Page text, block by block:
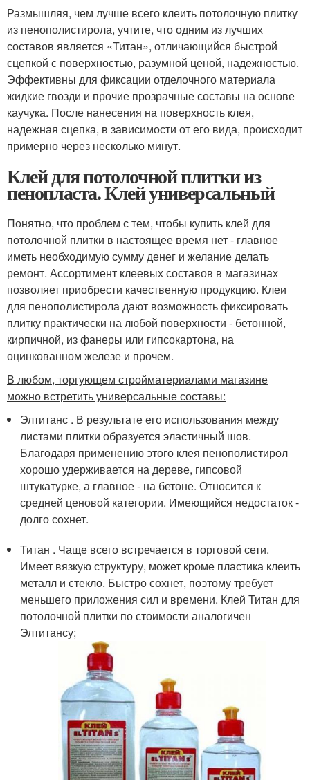
Размышляя, чем лучше всего клеить потолочную плитку
из пенополистирола, учтите, что одним из лучших
составов является «Титан», отличающийся быстрой
сцепкой с поверхностью, разумной ценой, надежностью.
Эффективны для фиксации отделочного материала
жидкие гвозди и прочие прозрачные составы на основе
каучука. После нанесения на поверхность клея,
надежная сцепка, в зависимости от его вида, происходит
примерно через несколько минут.
Клей для потолочной плитки из
пенопласта. Клей универсальный
Понятно, что проблем с тем, чтобы купить клей для
потолочной плитки в настоящее время нет - главное
иметь необходимую сумму денег и желание делать
ремонт. Ассортимент клеевых составов в магазинах
позволяет приобрести качественную продукцию. Клеи
для пенополистирола дают возможность фиксировать
плитку практически на любой поверхности - бетонной,
кирпичной, из фанеры или гипсокартона, на
оцинкованном железе и прочем.
В любом, торгующем стройматериалами магазине
можно встретить универсальные составы:
Элтитанс . В результате его использования между
листами плитки образуется эластичный шов.
Благодаря применению этого клея пенополистирол
хорошо удерживается на дереве, гипсовой
штукатурке, а главное - на бетоне. Относится к
средней ценовой категории. Имеющийся недостаток -
долго сохнет.
Титан . Чаще всего встречается в торговой сети.
Имеет вязкую структуру, может кроме пластика клеить
металл и стекло. Быстро сохнет, поэтому требует
меньшего приложения сил и времени. Клей Титан для
потолочной плитки по стоимости аналогичен
Элтитансу;